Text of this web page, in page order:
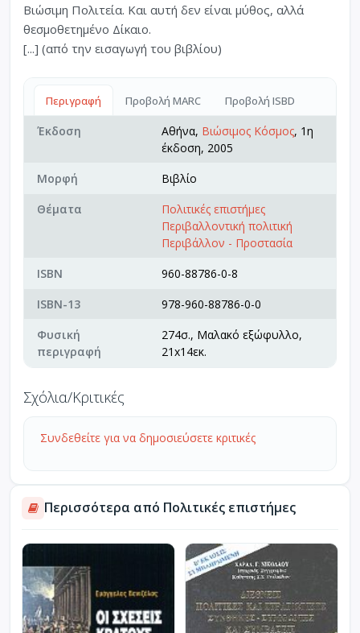
Βιώσιμη Πολιτεία. Και αυτή δεν είναι μύθος, αλλά
θεσμοθετημένο Δίκαιο.
[...] (από την εισαγωγή του βιβλίου)
Περιγραφή Προβολή MARC Προβολή ISBD
Έκδοση Αθήνα, Βιώσιμος Κόσμος, 1η
έκδοση, 2005
Μορφή
Βιβλίο
Θέματα
Πολιτικές επιστήμες
Περιβαλλοντική πολιτική
Περιβάλλον - Προστασία
ISBN
960-88786-0-8
ISBN-13
978-960-88786-0-0
Φυσική
περιγραφή
274σ., Μαλακό εξώφυλλο,
21x14εκ.
Σχόλια/Κριτικές
Συνδεθείτε για να δημοσιεύσετε κριτικές
Περισσότερα από Πολιτικές επιστήμες